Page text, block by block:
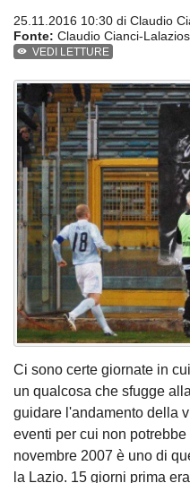
25.11.2016 10:30 di Claudio
Fonte: Claudio Cianci-
VEDI LETTURE
Ci sono certe giornate in
un qualcosa che sfugge
guidare l'andamento della
eventi per cui non
novembre 2007 è uno di
la Lazio. 15 giorni prima